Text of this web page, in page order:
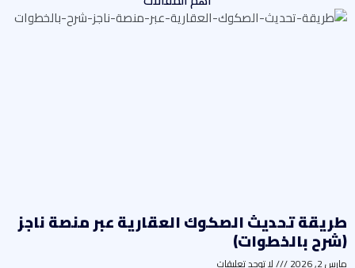
تحديث الصكوك العقارية عبر منصة ناجز
بالخطوات)
2, 2026 لا توجد تعليقات